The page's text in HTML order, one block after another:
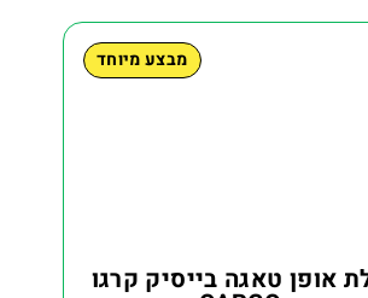
מבצע מיוחד
אופן טאגה בייסיק קרגו